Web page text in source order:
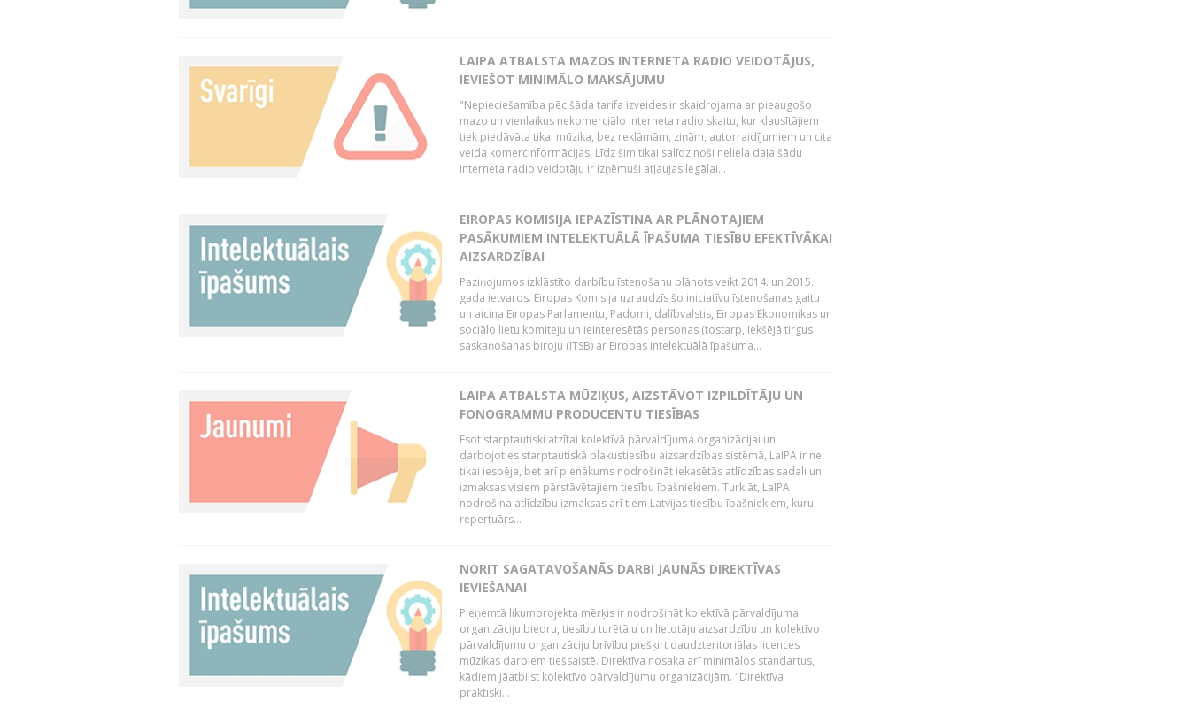
LAIPA ATBALSTA MAZOS INTERNETA RADIO VEIDOTĀJUS,
IEVIEŠOT MINIMĀLO MAKSĀJUMU
"Nepieciešamība pēc šāda tarifa izveides ir skaidrojama ar pieaugošo
mazo un vienlaikus nekomerciālo interneta radio skaitu, kur klausītājiem
tiek piedāvāta tikai mūzika, bez reklāmām, ziņām, autorraidījumiem un cita
veida komercinformācijas. Līdz šim tikai salīdzinoši neliela daļa šādu
interneta radio veidotāju ir izņēmuši atļaujas legālai...
EIROPAS KOMISIJA IEPAZĪSTINA AR PLĀNOTAJIEM
PASĀKUMIEM INTELEKTUĀLĀ ĪPAŠUMA TIESĪBU EFEKTĪVĀKAI
AIZSARDZĪBAI
Paziņojumos izklāstīto darbību īstenošanu plānots veikt 2014. un 2015.
gada ietvaros. Eiropas Komisija uzraudzīs šo iniciatīvu īstenošanas gaitu
un aicina Eiropas Parlamentu, Padomi, dalībvalstis, Eiropas Ekonomikas un
sociālo lietu komiteju un ieinteresētās personas (tostarp, Iekšējā tirgus
saskaņošanas biroju (ITSB) ar Eiropas intelektuālā īpašuma...
LAIPA ATBALSTA MŪZIĶUS, AIZSTĀVOT IZPILDĪTĀJU UN
FONOGRAMMU PRODUCENTU TIESĪBAS
Esot starptautiski atzītai kolektīvā pārvaldījuma organizācijai un
darbojoties starptautiskā blakustiesību aizsardzības sistēmā, LaIPA ir ne
tikai iespēja, bet arī pienākums nodrošināt iekasētās atlīdzības sadali un
izmaksas visiem pārstāvētajiem tiesību īpašniekiem. Turklāt, LaIPA
nodrošina atlīdzību izmaksas arī tiem Latvijas tiesību īpašniekiem, kuru
repertuārs...
NORIT SAGATAVOŠANĀS DARBI JAUNĀS DIREKTĪVAS
IEVIEŠANAI
Pieņemtā likumprojekta mērķis ir nodrošināt kolektīvā pārvaldījuma
organizāciju biedru, tiesību turētāju un lietotāju aizsardzību un kolektīvo
pārvaldījumu organizāciju brīvību piešķirt daudzteritoriālas licences
mūzikas darbiem tiešsaistē. Direktīva nosaka arī minimālos standartus,
kādiem jāatbilst kolektīvo pārvaldījumu organizācijām. "Direktīva
praktiski...